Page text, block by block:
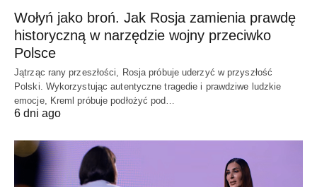
Wołyń jako broń. Jak Rosja zamienia prawdę
historyczną w narzędzie wojny przeciwko
Polsce
Jątrząc rany przeszłości, Rosja próbuje uderzyć w przyszłość
Polski. Wykorzystując autentyczne tragedie i prawdziwe ludzkie
emocje, Kreml próbuje podłożyć pod…
6 dni ago